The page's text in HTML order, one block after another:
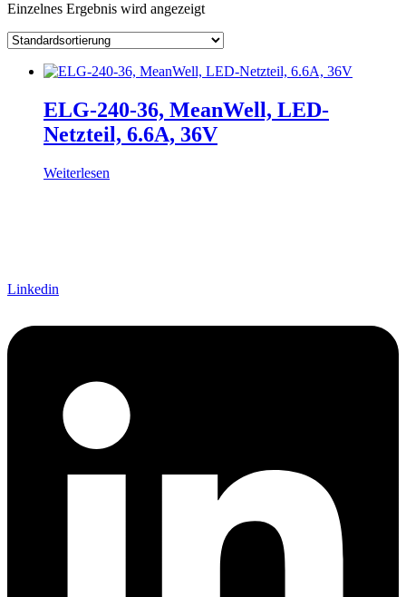
Hersteller
Auf Lager
Ausgangsspannung
Ausgangsstrom
Eingangsspannung
Eingang Anschluss
einstellbar
passiv(1)
Einzelnes Ergebnis wird angezeigt
ELG-240-36, MeanWell, LED-
Netzteil, 6.6A, 36V
Weiterlesen
Linkedin